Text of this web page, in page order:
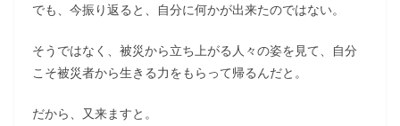
でも、今振り返ると、自分に何かが出来たのではない。
そうではなく、被災から立ち上がる人々の姿を見て、自分
こそ被災者から生きる力をもらって帰るんだと。
だから、又来ますと。